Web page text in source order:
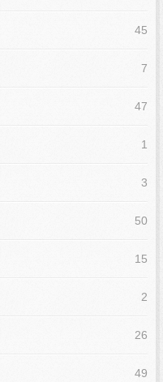
45
7
47
1
3
50
15
2
26
49